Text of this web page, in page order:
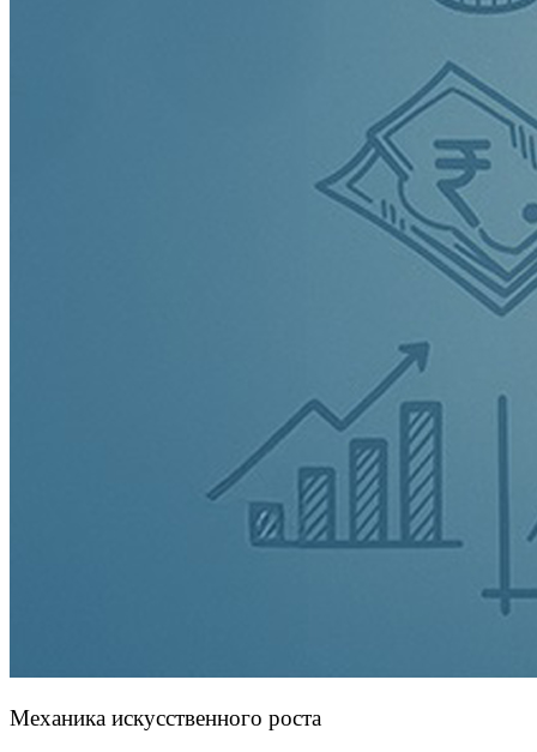
Механика искусственного роста